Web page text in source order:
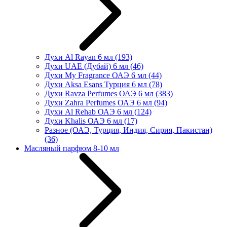
Духи Al Rayan 6 мл (193)
Духи UAE (Дубай) 6 мл (46)
Духи My Fragrance ОАЭ 6 мл (44)
Духи Aksa Esans Турция 6 мл (78)
Духи Ravza Perfumes ОАЭ 6 мл (383)
Духи Zahra Perfumes ОАЭ 6 мл (94)
Духи Al Rehab ОАЭ 6 мл (124)
Духи Khalis ОАЭ 6 мл (17)
Разное (ОАЭ, Турция, Индия, Сирия, Пакистан)
(36)
Масляный парфюм 8-10 мл